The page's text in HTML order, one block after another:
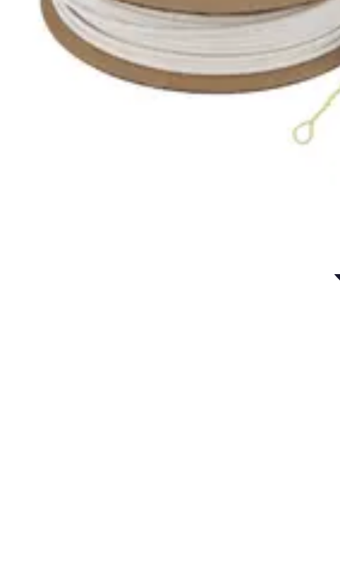
Fibre Internet Maison
OptimisationÉquipement Avantages de la fibre TendancesComprendre la Fibre
Fibre Internet Maison